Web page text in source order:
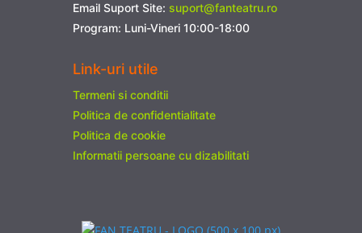
Email Suport Site: suport@fanteatru.ro
Program: Luni-Vineri 10:00-18:00
Link-uri utile
Termeni si conditii
Politica de confidentialitate
Politica de cookie
Informatii persoane cu dizabilitati